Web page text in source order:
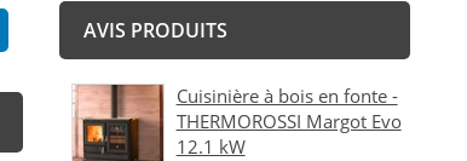
AVIS PRODUITS
Cuisinière à bois en fonte -
THERMOROSSI Margot Evo
12.1 kW